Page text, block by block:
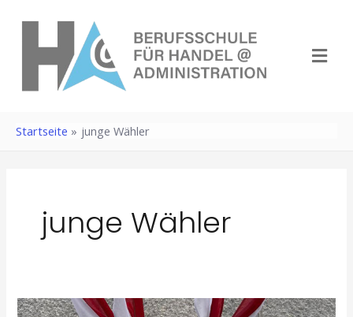
springen
Menü
Startseite junge Wähler
junge Wähler
Politik